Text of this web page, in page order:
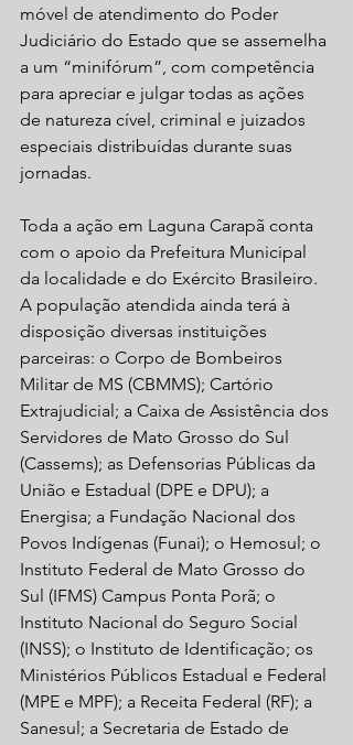
móvel de atendimento do Poder
Judiciário do Estado que se assemelha
a um “minifórum”, com competência
para apreciar e julgar todas as ações
de natureza cível, criminal e juizados
especiais distribuídas durante suas
jornadas.
Toda a ação em Laguna Carapã conta
com o apoio da Prefeitura Municipal
da localidade e do Exército Brasileiro.
A população atendida ainda terá à
disposição diversas instituições
parceiras: o Corpo de Bombeiros
Militar de MS (CBMMS); Cartório
Extrajudicial; a Caixa de Assistência dos
Servidores de Mato Grosso do Sul
(Cassems); as Defensorias Públicas da
União e Estadual (DPE e DPU); a
Energisa; a Fundação Nacional dos
Povos Indígenas (Funai); o Hemosul; o
Instituto Federal de Mato Grosso do
Sul (IFMS) Campus Ponta Porã; o
Instituto Nacional do Seguro Social
(INSS); o Instituto de Identificação; os
Ministérios Públicos Estadual e Federal
(MPE e MPF); a Receita Federal (RF); a
Sanesul; a Secretaria de Estado de